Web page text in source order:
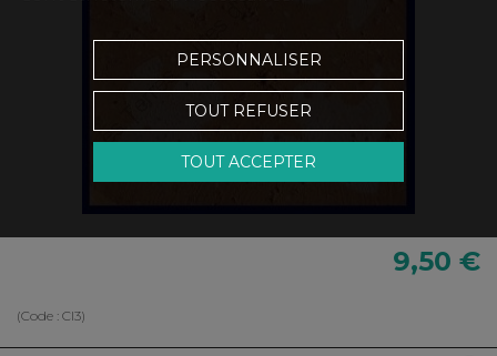
9,50 €
(Code : CI3)
PERSONNALISER
TOUT REFUSER
TOUT ACCEPTER